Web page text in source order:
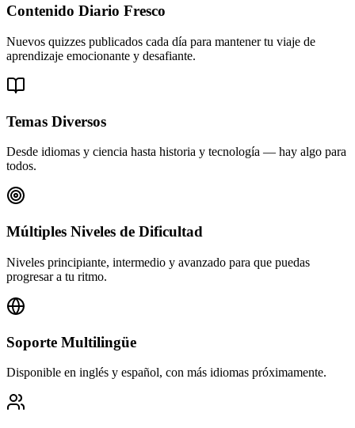
Contenido Diario Fresco
Nuevos quizzes publicados cada día para mantener tu viaje de
aprendizaje emocionante y desafiante.
Temas Diversos
Desde idiomas y ciencia hasta historia y tecnología — hay algo para
todos.
Múltiples Niveles de Dificultad
Niveles principiante, intermedio y avanzado para que puedas
progresar a tu ritmo.
Soporte Multilingüe
Disponible en inglés y español, con más idiomas próximamente.